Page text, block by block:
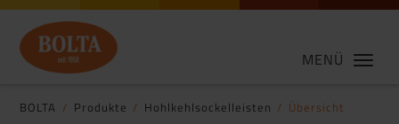
MENÜ
BOLTA Produkte Hohlkehlsockelleisten Übersicht